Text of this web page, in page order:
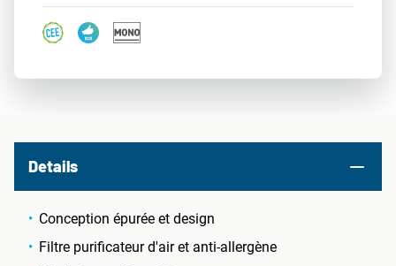
Details
Conception épurée et design
Filtre purificateur d'air et anti-allergène